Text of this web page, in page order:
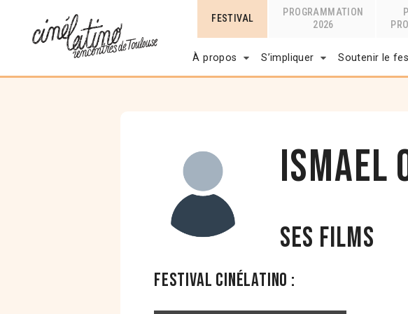
FESTIVAL
PROGRAMMATION
2026
À propos S’impliquer Soutenir le
Ismael
Ses films
Festival Cinélatino :